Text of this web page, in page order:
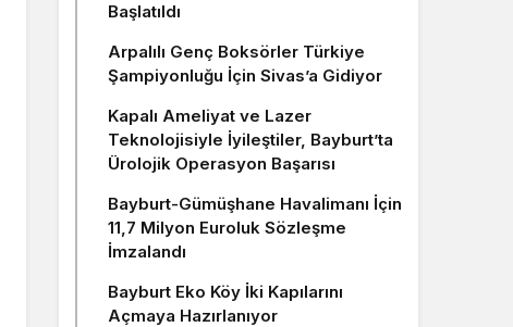
Başlatıldı
Arpalılı Genç Boksörler Türkiye
Şampiyonluğu İçin Sivas’a Gidiyor
Kapalı Ameliyat ve Lazer
Teknolojisiyle İyileştiler, Bayburt’ta
Ürolojik Operasyon Başarısı
Bayburt-Gümüşhane Havalimanı İçin
11,7 Milyon Euroluk Sözleşme
İmzalandı
Bayburt Eko Köy İki Kapılarını
Açmaya Hazırlanıyor